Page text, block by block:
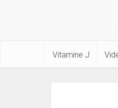
Vitamine J